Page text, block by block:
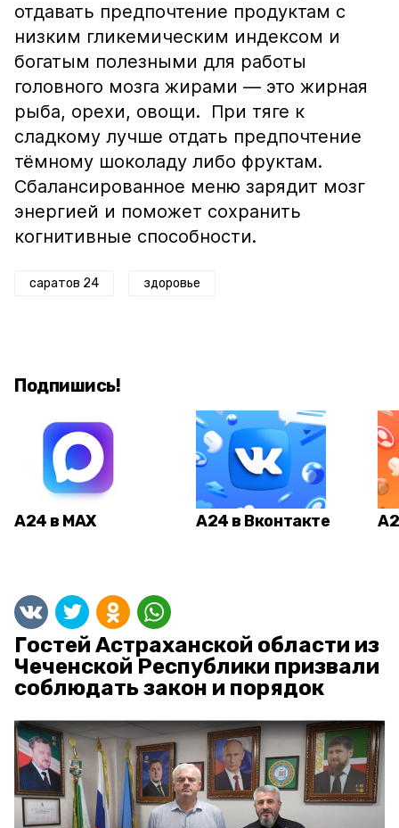
отдавать предпочтение продуктам с
низким гликемическим индексом и
богатым полезными для работы
головного мозга жирами — это жирная
рыба, орехи, овощи. При тяге к
сладкому лучше отдать предпочтение
тёмному шоколаду либо фруктам.
Сбалансированное меню зарядит мозг
энергией и поможет сохранить
когнитивные способности.
саратов 24 здоровье
Подпишись!
А24 в MAX А24 в Вконтакте
Гостей Астраханской области из
Чеченской Республики призвали
соблюдать закон и порядок